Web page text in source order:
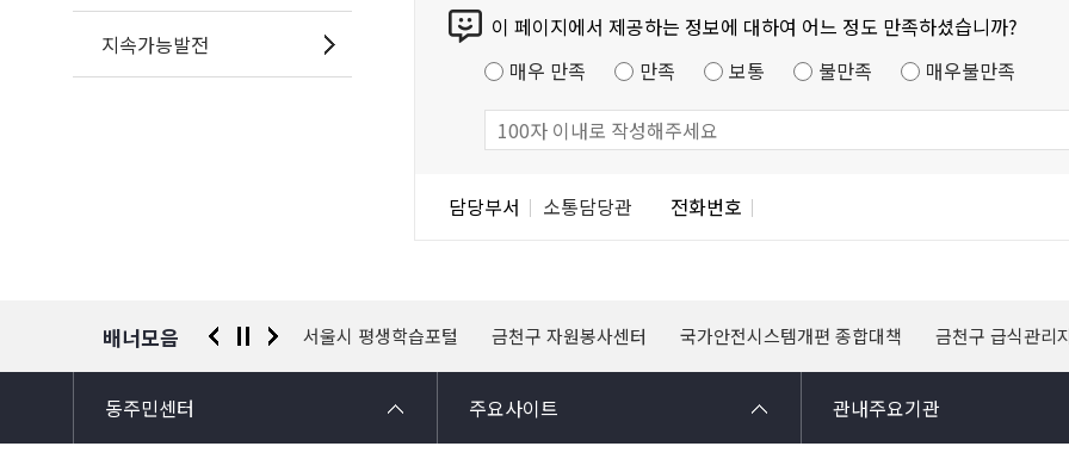
지속가능발전
이 페이지에서 제공하는 정보에 대하여 어느 정도 만족하셨습니까?
매우 만족
만족 보통 불만족 매우불만족
담당부서 소통담당관 전화번호
배너모음
경찰청 유실물 통합포털 서울시 평생학습포털 금천구 자원봉사센터 국가안전시스템개편 종합대책 금천구 급식관리
동주민센터 주요사이트 관내주요기관